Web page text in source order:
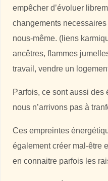
empêcher d’évoluer
changements
nous-même. (liens
ancêtres, flammes
travail, vendre un
Parfois, ce sont aussi
nous n’arrivons pas à
Ces empreintes
également créer mal-être
en connaitre parfois les